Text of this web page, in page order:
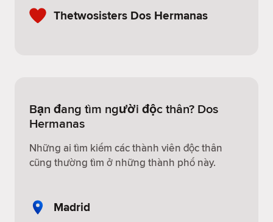
Thetwosisters Dos Hermanas
Bạn đang tìm người độc thân? Dos
Hermanas
Những ai tìm kiếm các thành viên độc thân
cũng thường tìm ở những thành phố này.
Madrid